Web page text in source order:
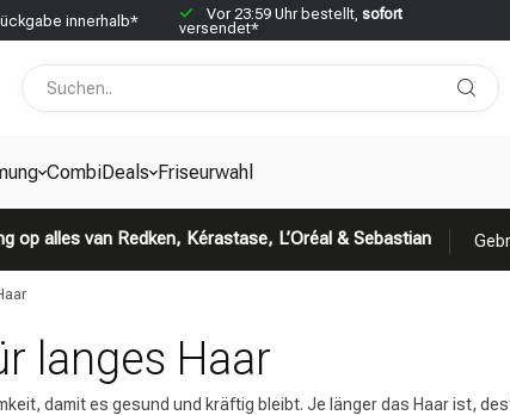
innerhalb* Vor 23:59 Uhr bestellt, sofort
versendet*
CombiDeals Friseurwahl
op alles van Redken, Kérastase, L’Oréal & Sebastian
langes Haar
damit es gesund und kräftig bleibt. Je länger das Haar ist,